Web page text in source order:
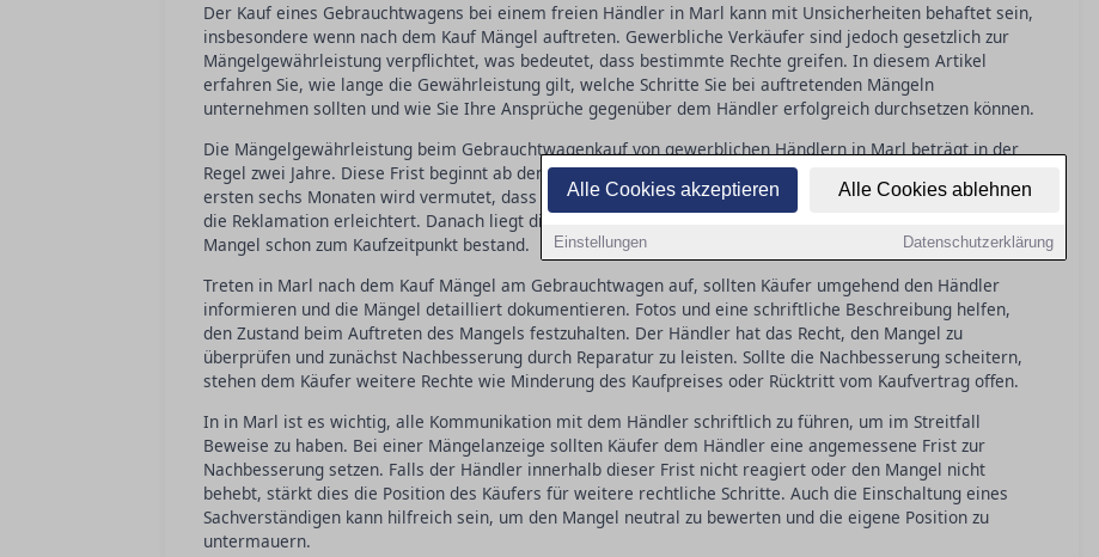
Alle Cookies akzeptieren Alle Cookies ablehnen
Einstellungen Datenschutzerklärung
Der Kauf eines Gebrauchtwagens bei einem freien Händler in Marl kann mit Unsicherheiten behaftet sein,
insbesondere wenn nach dem Kauf Mängel auftreten. Gewerbliche Verkäufer sind jedoch gesetzlich zur
Mängelgewährleistung verpflichtet, was bedeutet, dass bestimmte Rechte greifen. In diesem Artikel
erfahren Sie, wie lange die Gewährleistung gilt, welche Schritte Sie bei auftretenden Mängeln
unternehmen sollten und wie Sie Ihre Ansprüche gegenüber dem Händler erfolgreich durchsetzen können.
Die Mängelgewährleistung beim Gebrauchtwagenkauf von gewerblichen Händlern in Marl beträgt in der
Regel zwei Jahre. Diese Frist beginnt ab dem Zeitpunkt der Übergabe des Fahrzeugs an den Käufer. In den
ersten sechs Monaten wird vermutet, dass ein aufgetretener Mangel bereits bei der Übergabe vorlag, was
die Reklamation erleichtert. Danach liegt die Beweislast beim Käufer, der nachweisen muss, dass der
Mangel schon zum Kaufzeitpunkt bestand.
Treten in Marl nach dem Kauf Mängel am Gebrauchtwagen auf, sollten Käufer umgehend den Händler
informieren und die Mängel detailliert dokumentieren. Fotos und eine schriftliche Beschreibung helfen,
den Zustand beim Auftreten des Mangels festzuhalten. Der Händler hat das Recht, den Mangel zu
überprüfen und zunächst Nachbesserung durch Reparatur zu leisten. Sollte die Nachbesserung scheitern,
stehen dem Käufer weitere Rechte wie Minderung des Kaufpreises oder Rücktritt vom Kaufvertrag offen.
In in Marl ist es wichtig, alle Kommunikation mit dem Händler schriftlich zu führen, um im Streitfall
Beweise zu haben. Bei einer Mängelanzeige sollten Käufer dem Händler eine angemessene Frist zur
Nachbesserung setzen. Falls der Händler innerhalb dieser Frist nicht reagiert oder den Mangel nicht
behebt, stärkt dies die Position des Käufers für weitere rechtliche Schritte. Auch die Einschaltung eines
Sachverständigen kann hilfreich sein, um den Mangel neutral zu bewerten und die eigene Position zu
untermauern.